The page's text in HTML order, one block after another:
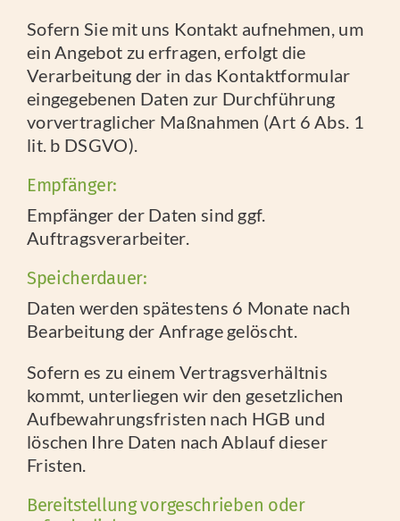
Sofern Sie mit uns Kontakt aufnehmen, um
ein Angebot zu erfragen, erfolgt die
Verarbeitung der in das Kontaktformular
eingegebenen Daten zur Durchführung
vorvertraglicher Maßnahmen (Art 6 Abs. 1
lit. b DSGVO).
Empfänger:
Empfänger der Daten sind ggf.
Auftragsverarbeiter.
Speicherdauer:
Daten werden spätestens 6 Monate nach
Bearbeitung der Anfrage gelöscht.
Sofern es zu einem Vertragsverhältnis
kommt, unterliegen wir den gesetzlichen
Aufbewahrungsfristen nach HGB und
löschen Ihre Daten nach Ablauf dieser
Fristen.
Bereitstellung vorgeschrieben oder